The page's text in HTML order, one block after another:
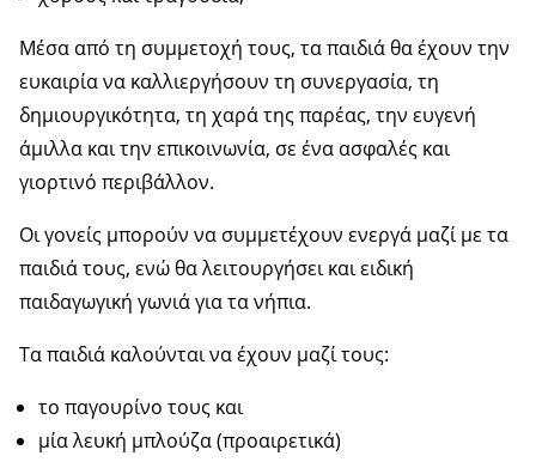
Μέσα από τη συμμετοχή τους, τα παιδιά θα έχουν την
ευκαιρία να καλλιεργήσουν τη συνεργασία, τη
δημιουργικότητα, τη χαρά της παρέας, την ευγενή
άμιλλα και την επικοινωνία, σε ένα ασφαλές και
γιορτινό περιβάλλον.
Οι γονείς μπορούν να συμμετέχουν ενεργά μαζί με τα
παιδιά τους, ενώ θα λειτουργήσει και ειδική
παιδαγωγική γωνιά για τα νήπια.
Τα παιδιά καλούνται να έχουν μαζί τους:
το παγουρίνο τους και
μία λευκή μπλούζα (προαιρετικά)